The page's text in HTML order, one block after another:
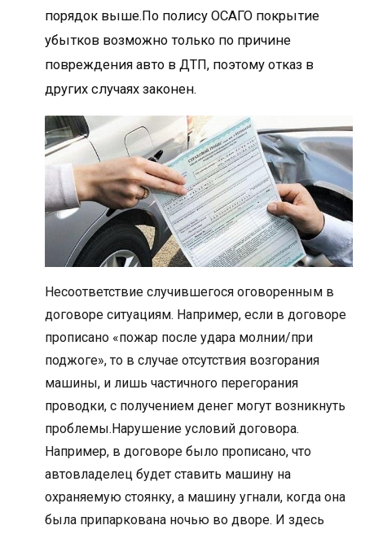
порядок выше.По полису ОСАГО покрытие
убытков возможно только по причине
повреждения авто в ДТП, поэтому отказ в
других случаях законен.
Несоответствие случившегося оговоренным в
договоре ситуациям. Например, если в договоре
прописано «пожар после удара молнии/при
поджоге», то в случае отсутствия возгорания
машины, и лишь частичного перегорания
проводки, с получением денег могут возникнуть
проблемы.Нарушение условий договора.
Например, в договоре было прописано, что
автовладелец будет ставить машину на
охраняемую стоянку, а машину угнали, когда она
была припаркована ночью во дворе. И здесь